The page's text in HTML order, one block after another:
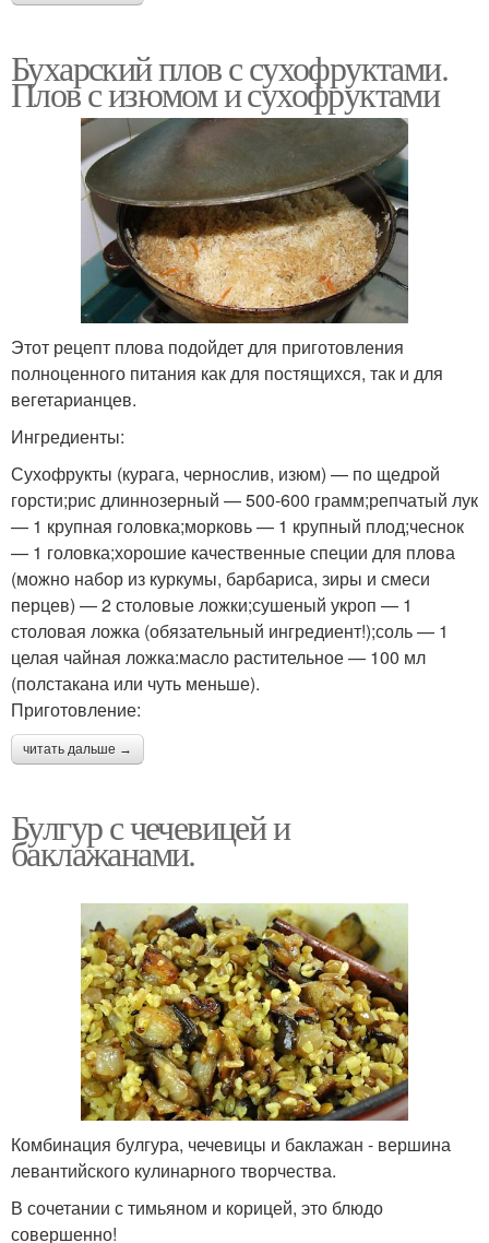
Бухарский плов с сухофруктами.
Плов с изюмом и сухофруктами
Этот рецепт плова подойдет для приготовления
полноценного питания как для постящихся, так и для
вегетарианцев.
Ингредиенты:
Сухофрукты (курага, чернослив, изюм) — по щедрой
горсти;рис длиннозерный — 500-600 грамм;репчатый лук
— 1 крупная головка;морковь — 1 крупный плод;чеснок
— 1 головка;хорошие качественные специи для плова
(можно набор из куркумы, барбариса, зиры и смеси
перцев) — 2 столовые ложки;сушеный укроп — 1
столовая ложка (обязательный ингредиент!);соль — 1
целая чайная ложка:масло растительное — 100 мл
(полстакана или чуть меньше).
Приготовление:
читать дальше →
Булгур с чечевицей и
баклажанами.
Комбинация булгура, чечевицы и баклажан - вершина
левантийского кулинарного творчества.
В сочетании с тимьяном и корицей, это блюдо
совершенно!